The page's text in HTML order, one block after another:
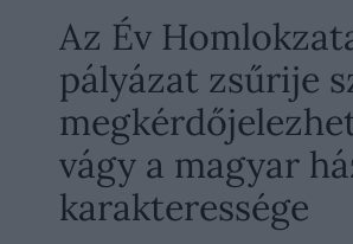
Az Év
pályázat zsűrije
vágy a magyar
karakteressége